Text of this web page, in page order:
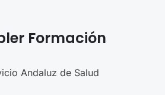
Formación
Andaluz de Salud